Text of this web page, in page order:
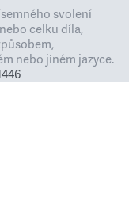
svolení
celku díla,
nebo jiném jazyce.